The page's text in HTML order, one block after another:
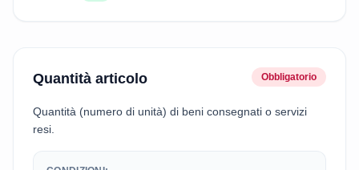
Quantità articolo Obbligatorio
Quantità (numero di unità) di beni consegnati o servizi
resi.